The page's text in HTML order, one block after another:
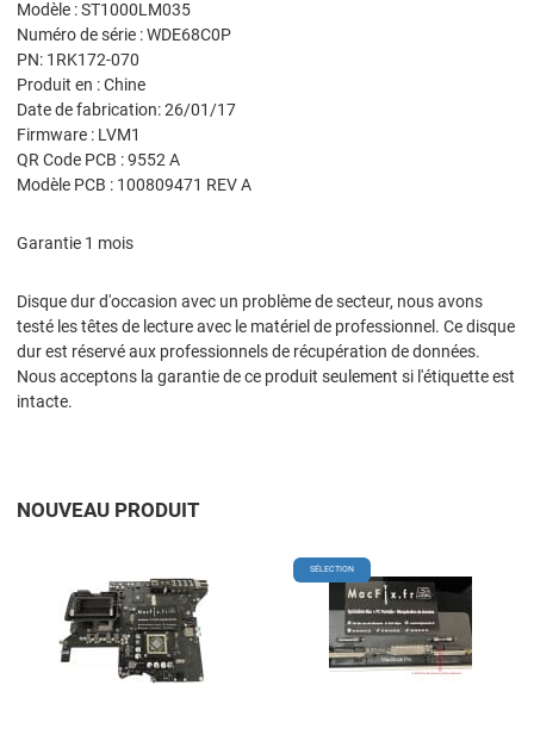
Modèle : ST1000LM035
Numéro de série : WDE68C0P
PN: 1RK172-070
Produit en : Chine
Date de fabrication: 26/01/17
Firmware : LVM1
QR Code PCB : 9552 A
Modèle PCB : 100809471 REV A
Garantie 1 mois
Disque dur d'occasion avec un problème de secteur, nous avons
testé les têtes de lecture avec le matériel de professionnel. Ce disque
dur est réservé aux professionnels de récupération de données.
Nous acceptons la garantie de ce produit seulement si l'étiquette est
intacte.
NOUVEAU PRODUIT
Add to Wishlist
Add to Compare
Quick View
SÉLECTION